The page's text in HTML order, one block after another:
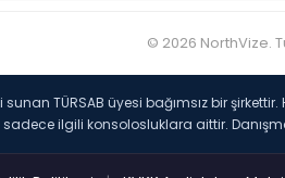
© 2026 NorthVize.
sunan TÜRSAB üyesi bağımsız bir
ilgili konsolosluklara aittir.